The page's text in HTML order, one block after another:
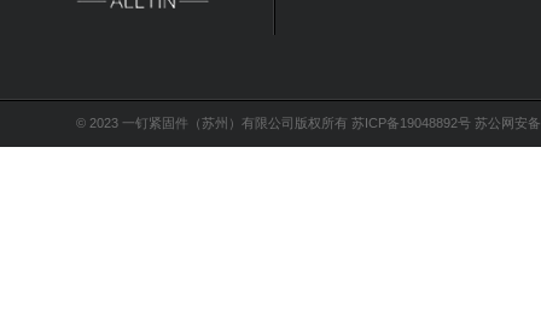
© 2023 一钉紧固件（苏州）有限公司版权所有 苏ICP备19048892号 苏公网安